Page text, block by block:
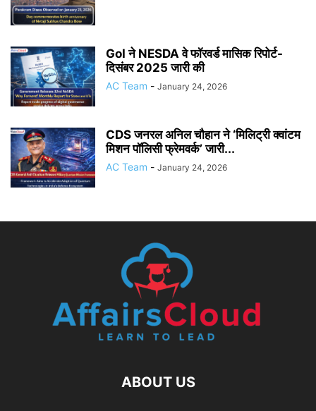
GoI ने NESDA वे फॉरवर्ड मासिक रिपोर्ट-
दिसंबर 2025 जारी की
AC Team - January 24, 2026
CDS जनरल अनिल चौहान ने ‘मिलिट्री क्वांटम
मिशन पॉलिसी फ्रेमवर्क’ जारी...
AC Team - January 24, 2026
ABOUT US